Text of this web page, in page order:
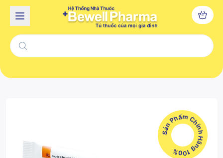
Sản Phẩm Chính Hãng 100%